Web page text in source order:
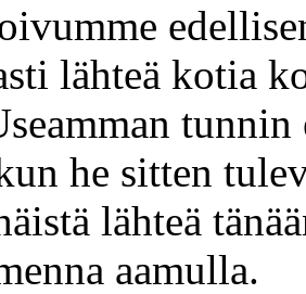
lähteä kotia
he sitten
lähteä
aamulla.